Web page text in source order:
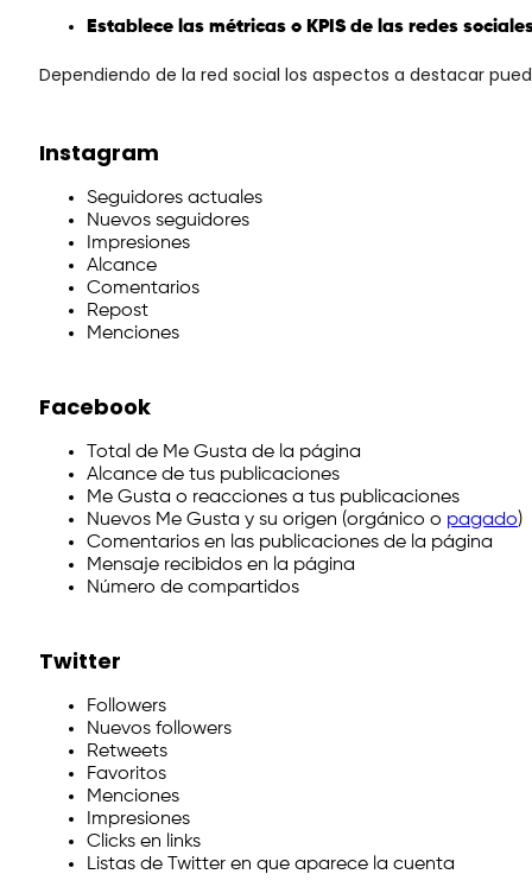
Establece las métricas o KPIS de las redes
Dependiendo de la red social los aspectos a destacar
Instagram
Seguidores actuales
Nuevos seguidores
Impresiones
Alcance
Comentarios
Repost
Menciones
Facebook
Total de Me Gusta de la página
Alcance de tus publicaciones
Me Gusta o reacciones a tus publicaciones
Nuevos Me Gusta y su origen (orgánico o pagado)
Comentarios en las publicaciones de la página
Mensaje recibidos en la página
Número de compartidos
Twitter
Followers
Nuevos followers
Retweets
Favoritos
Menciones
Impresiones
Clicks en links
Listas de Twitter en que aparece la cuenta